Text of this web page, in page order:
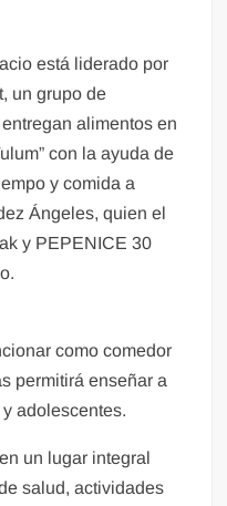
está liderado por
un grupo de
alimentos en
con la ayuda de
y comida a
Ángeles, quien el
y PEPENICE 30
como comedor
permitirá enseñar a
adolescentes.
un lugar integral
salud, actividades